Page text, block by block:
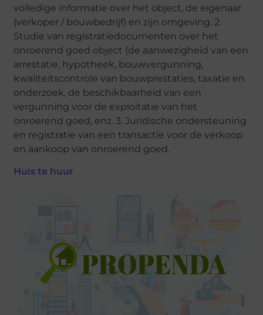
volledige informatie over het object, de eigenaar
(verkoper / bouwbedrijf) en zijn omgeving. 2.
Studie van registratiedocumenten over het
onroerend goed object (de aanwezigheid van een
arrestatie, hypotheek, bouwvergunning,
kwaliteitscontrole van bouwprestaties, taxatie en
onderzoek, de beschikbaarheid van een
vergunning voor de exploitatie van het
onroerend goed, enz. 3. Juridische ondersteuning
en registratie van een transactie voor de verkoop
en aankoop van onroerend goed.
Huis te huur